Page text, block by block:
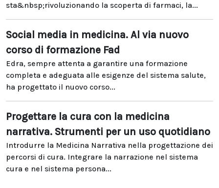
sta&nbsp;rivoluzionando la scoperta di farmaci, la...
Social media in medicina. Al via nuovo
corso di formazione Fad
Edra, sempre attenta a garantire una formazione
completa e adeguata alle esigenze del sistema salute,
ha progettato il nuovo corso...
Progettare la cura con la medicina
narrativa. Strumenti per un uso quotidiano
Introdurre la Medicina Narrativa nella progettazione dei
percorsi di cura. Integrare la narrazione nel sistema
cura e nel sistema persona...